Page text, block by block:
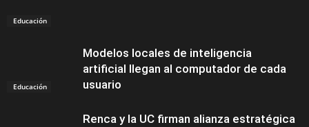
Educación
Educación
Modelos locales de inteligencia
artificial llegan al computador de cada
usuario
Renca y la UC firman alianza estratégica